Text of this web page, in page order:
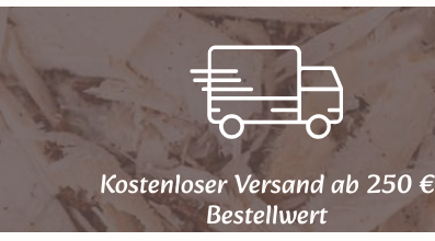
Kostenloser Versand ab 250 €
Bestellwert